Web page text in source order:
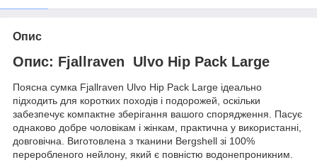
Опис
Опис: Fjallraven Ulvo Hip Pack Large
Поясна сумка Fjallraven Ulvo Hip Pack Large ідеально
підходить для коротких походів і подорожей, оскільки
забезпечує компактне зберігання вашого спорядження. Пасує
однаково добре чоловікам і жінкам, практична у використанні,
довговічна. Виготовлена з тканини Bergshell зі 100%
переробленого нейлону, який є повністю водонепроникним.